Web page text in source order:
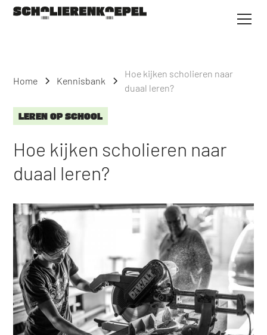
Home Kennisbank
Hoe kijken scholieren naar
duaal leren?
LEREN OP SCHOOL
Hoe kijken scholieren naar
duaal leren?